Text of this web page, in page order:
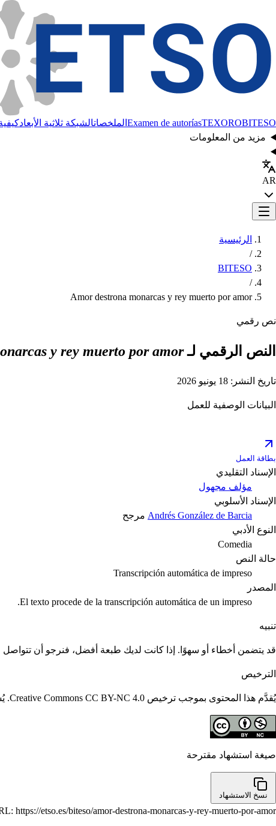
Examen de autoríasTEXOROBITESO الملخصاتالشبكة ثلاثية الأبعاد
مزيد من المعلومات
AR
الرئيسية
/
BITESO
/
Amor destrona monarcas y rey muerto por amor
نص رقمي
النص الرقمي لـy rey muerto por amor
تاريخ النشر: 18 يونيو 2026
البيانات الوصفية للعمل
بطاقة العمل
الإسناد التقليدي
مؤلف مجهول
الإسناد الأسلوبي
Andrés González de Barcia مرجح
النوع الأدبي
Comedia
حالة النص
Transcripción automática de impreso
المصدر
El texto procede de la transcripción automática de un impreso.
تنبيه
قد يتضمن أخطاء أو سهوًا. إذا كانت لديك طبعة أفضل، فنرجو أن تتواصل
الترخيص
يُقدَّم هذا المحتوى بموجب ترخيص Creative Commons CC BY-NC 4.0. يُسمح بإعادة استخدامه مع الاستشهاد؛ ولا يُسمح بالاستخدامات التجارية.
صيغة استشهاد مقترحة
نسخ الاستشهاد
https://etso.es/biteso/amor-destrona-monarcas-y-rey-muerto-por-amor.